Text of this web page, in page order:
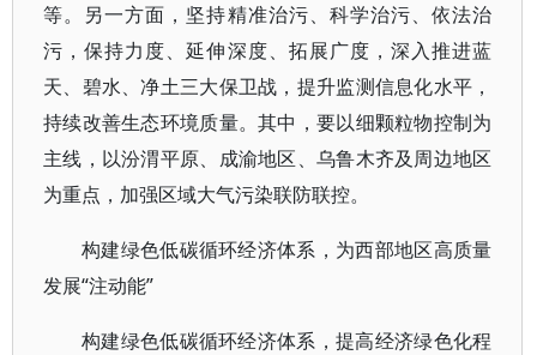
等。另一方面，坚持精准治污、科学治污、依法治
污，保持力度、延伸深度、拓展广度，深入推进蓝
天、碧水、净土三大保卫战，提升监测信息化水平，
持续改善生态环境质量。其中，要以细颗粒物控制为
主线，以汾渭平原、成渝地区、乌鲁木齐及周边地区
为重点，加强区域大气污染联防联控。
构建绿色低碳循环经济体系，为西部地区高质量
发展“注动能”
构建绿色低碳循环经济体系，提高经济绿色化程